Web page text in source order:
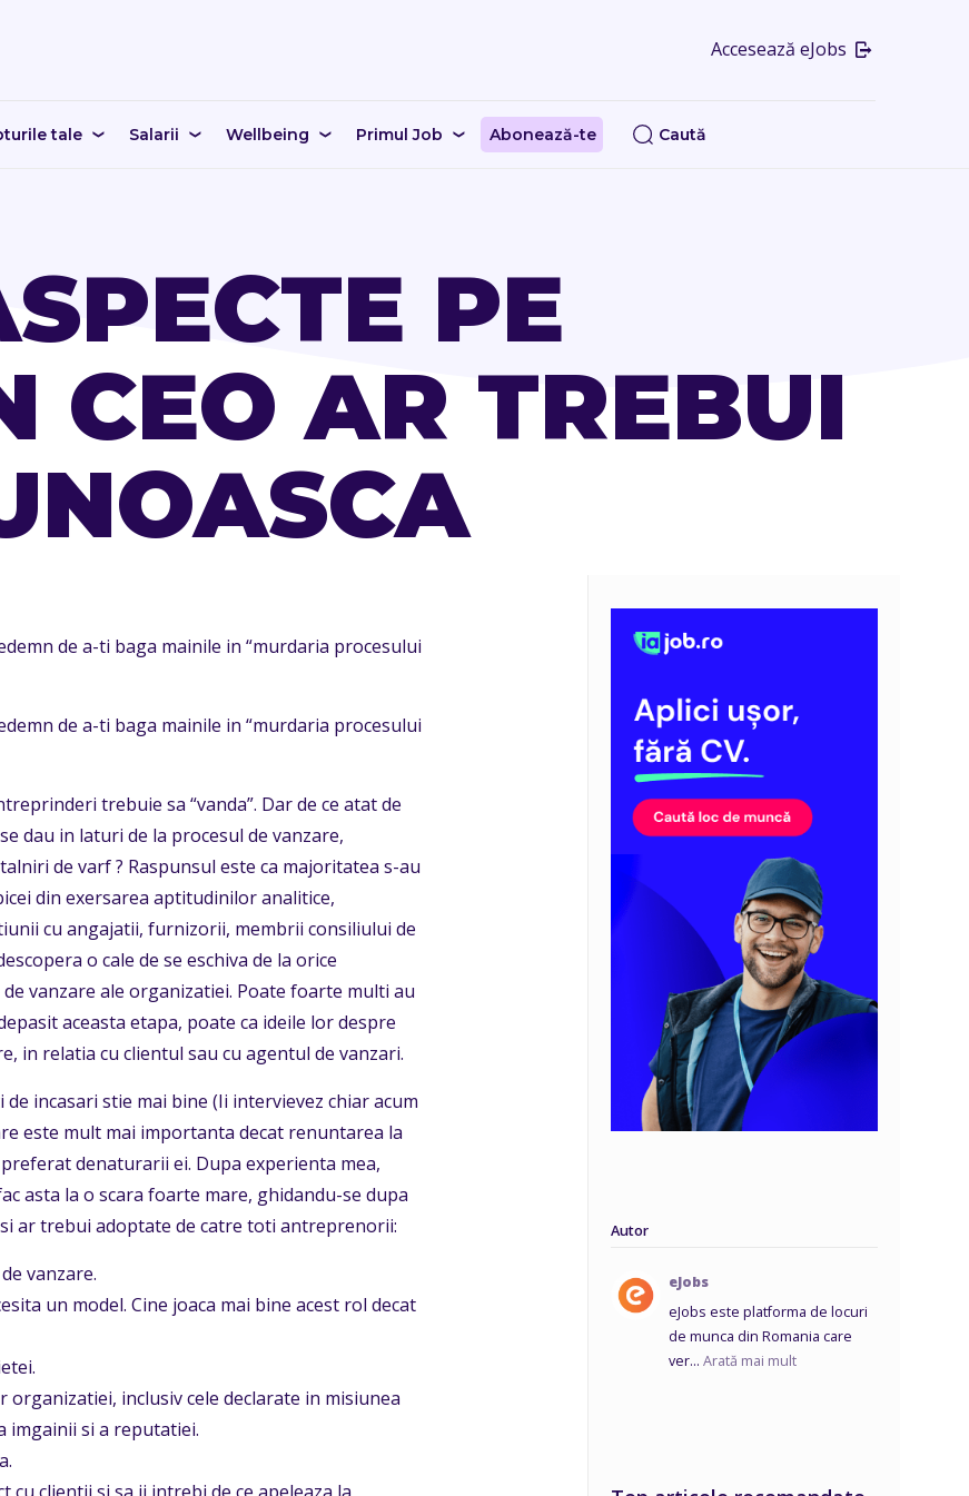
Accesează eJobs
tale Salarii Wellbeing Primul Job Abonează-te Caută
PE
CEO AR TREBUI
de a-ti baga mainile in “murdaria procesului
de a-ti baga mainile in “murdaria procesului
trebuie sa “vanda”. Dar de ce atat de
dau in laturi de la procesul de vanzare,
de varf ? Raspunsul este ca majoritatea s-au
din exersarea aptitudinilor analitice,
cu angajatii, furnizorii, membrii consiliului de
o cale de se eschiva de la orice
vanzare ale organizatiei. Poate foarte multi au
aceasta etapa, poate ca ideile lor despre
in relatia cu clientul sau cu agentul de vanzari.
incasari stie mai bine (Ii intervievez chiar acum
este mult mai importanta decat renuntarea la
denaturarii ei. Dupa experienta mea,
asta la o scara foarte mare, ghidandu-se dupa
ar trebui adoptate de catre toti antreprenorii:
vanzare.
un model. Cine joaca mai bine acest rol decat
inclusiv cele declarate in misiunea
imgainii si a reputatiei.
Autor
eJobs
eJobs este platforma de locuri
de munca din Romania care
ver...Arată mai mult